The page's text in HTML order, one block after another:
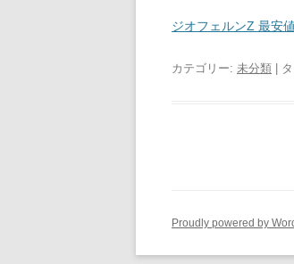
ジオフェルンZ 最安値
カテゴリー: 未分類 |
Proudly powered by